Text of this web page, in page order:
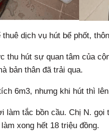
dịch vụ hút bể phốt,
thu hút sự quan tâm của
bản thân đã trải qua.
6m3, nhưng khi hút thì
làm tắc bồn cầu. Chị N.
xong hết 18 triệu đồng.